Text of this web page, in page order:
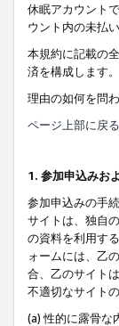
休眠アカウント
ウント内の未払
本規約に記載の
済を構成します。
理由の如何を問
ページ上部に戻る
1. 参加申込みお
参加申込みの手
サイトは、独自
の資料を利用す
ォームには、乙
合、乙のサイト
不適切なサイト
(a) 性的に露骨な